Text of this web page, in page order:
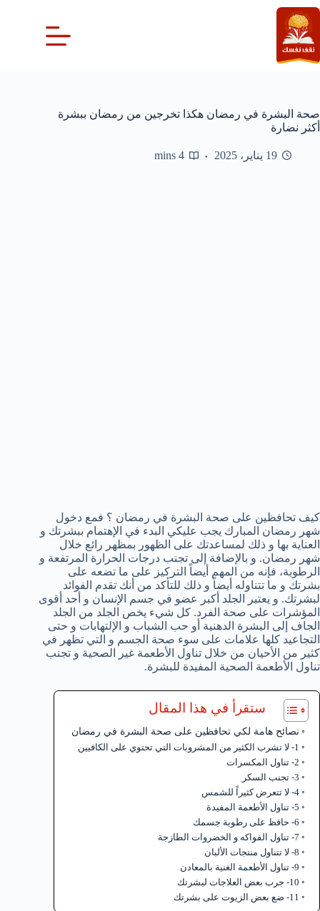
التجاوز
إلى
المحتوى
صحة البشرة في رمضان هكذا تخرجين من رمضان ببشرة
أكثر نضارة
19 يناير، 2025 4 mins
كيف تحافظين على صحة البشرة في رمضان ؟ فمع دخول
شهر رمضان المبارك يجب عليكي البدء في الإهتمام ببشرتك و
العناية بها و ذلك لمساعدتك على الظهور بمظهر رائع خلال
شهر رمضان. و بالإضافة إلى تجنب درجات الحرارة المرتفعة و
الرطوبة، فإنه من المهم أيضاً التركيز على ما تضعه على
بشرتك و ما تتناوله أيضاً و ذلك للتأكد من أنك تقدم الفوائد
لبشرتك. و يعتبر الجلد أكبر عضو في جسم الإنسان و أحد أقوى
المؤشرات على صحة الفرد. كل شيء يخص الجلد من الجلد
الجاف إلى البشرة الدهنية أو حب الشباب و الإلتهابات و حتى
التجاعيد كلها علامات على سوء صحة الجسم و التي تظهر في
كثير من الأحيان من خلال تناول الأطعمة غير الصحية و تجنب
تناول الأطعمة الصحية المفيدة للبشرة.
ستقرأ في هذا المقال
نصائح هامة لكي تحافظين على صحة البشرة في رمضان
1- لا تشرب الكثير من المشروبات التي تحتوي على الكافيين
2- تناول المكسرات
3- تجنب السكر
4- لا تتعرض كثيراً للشمس
5- تناول الأطعمة المفيدة
6- حافظ على رطوبة جسمك
7- تناول الفواكه و الخضروات الطازجة
8- لا تتناول منتجات الألبان
9- تناول الأطعمة الغنية بالمعادن
10- جرب بعض العلاجات لبشرتك
11- ضع بعض الزيوت على بشرتك